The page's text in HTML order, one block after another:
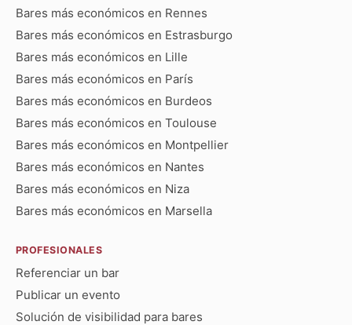
Bares más económicos en Rennes
Bares más económicos en Estrasburgo
Bares más económicos en Lille
Bares más económicos en París
Bares más económicos en Burdeos
Bares más económicos en Toulouse
Bares más económicos en Montpellier
Bares más económicos en Nantes
Bares más económicos en Niza
Bares más económicos en Marsella
PROFESIONALES
Referenciar un bar
Publicar un evento
Solución de visibilidad para bares